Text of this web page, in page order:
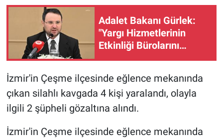
Adalet Bakanı Gürlek:
"Yargı Hizmetlerinin
Etkinliği Bürolarını
İzmir'in Çeşme ilçesinde eğlence mekanında
çıkan silahlı kavgada 4 kişi yaralandı, olayla
ilgili 2 şüpheli gözaltına alındı.
İzmir'in Çeşme ilçesinde eğlence mekanında
Günün görüntüsü
Haber
İlan
Kimdir